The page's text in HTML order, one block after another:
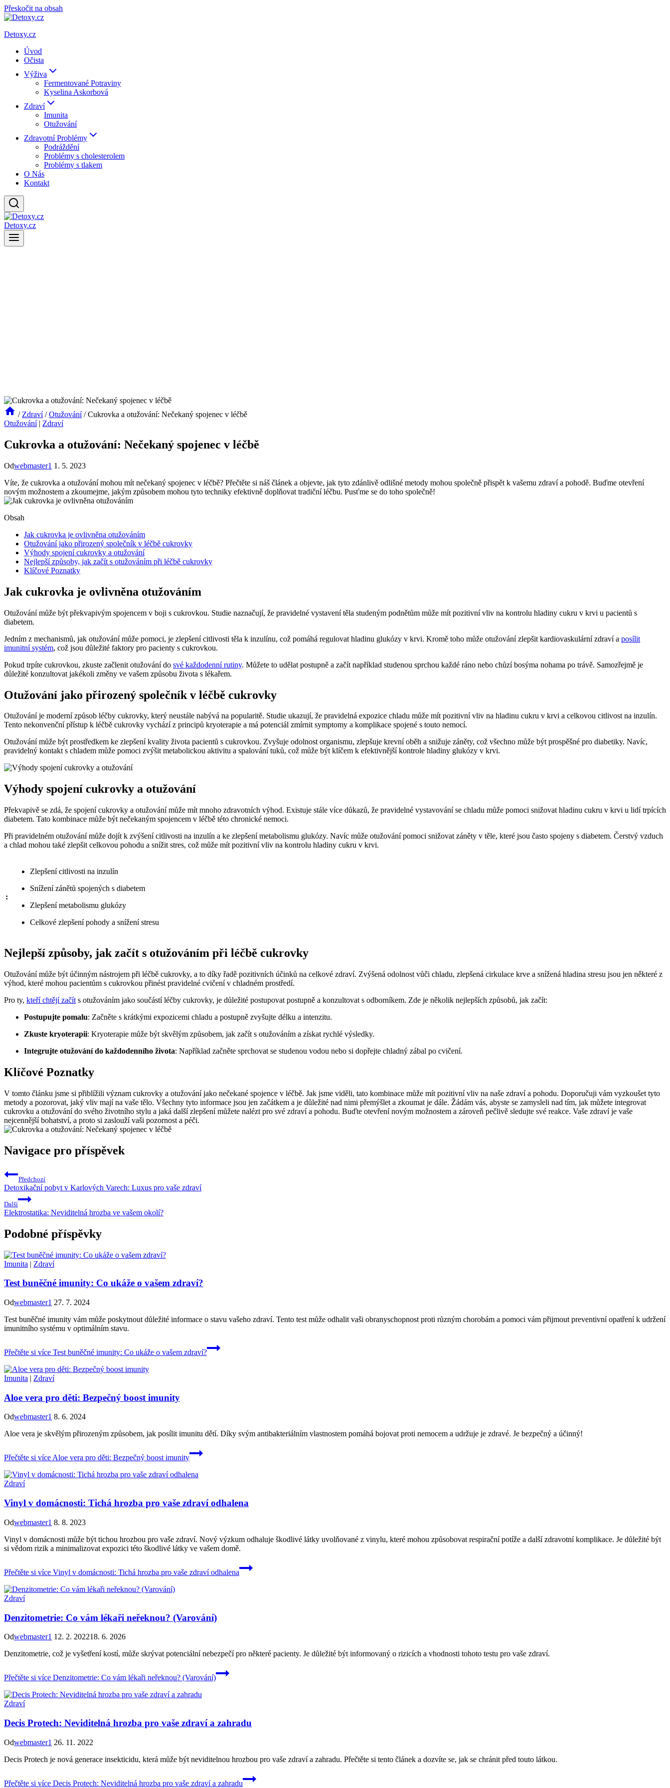
Přeskočit na obsah
Detoxy.cz
Úvod
Očista
Výživa
Fermentované Potraviny
Kyselina Askorbová
Zdraví
Imunita
Otužování
Zdravotní Problémy
Podráždění
Problémy s cholesterolem
Problémy s tlakem
O Nás
Kontakt
Detoxy.cz
/ Zdraví / Otužování / Cukrovka a otužování: Nečekaný spojenec v léčbě
Otužování| Zdraví
Cukrovka a otužování: Nečekaný spojenec v léčbě
Odwebmaster1 1. 5. 2023
Víte, že cukrovka a otužování mohou mít nečekaný spojenec v léčbě? Přečtěte si náš článek a objevte, jak tyto zdánlivě odlišné metody mohou společně přispět k vašemu zdraví a pohodě. Buďme otevření
novým možnostem a zkoumejme, jakým způsobem mohou tyto techniky efektivně doplňovat tradiční léčbu. Pusťme se do toho společně!
Obsah
Jak cukrovka je ovlivněna otužováním
Otužování jako přirozený společník v léčbě cukrovky
Výhody spojení cukrovky a otužování
Nejlepší způsoby, jak začít s otužováním při léčbě cukrovky
Klíčové Poznatky
Jak cukrovka je ovlivněna otužováním
Otužování může být překvapivým spojencem v boji s cukrovkou. Studie naznačují, že pravidelné vystavení těla studeným podnětům může mít pozitivní vliv na kontrolu hladiny cukru v krvi u pacientů s
diabetem.
Jedním z mechanismů, jak otužování může pomoci, je zlepšení citlivosti těla k inzulínu, což pomáhá regulovat hladinu glukózy v krvi. Kromě toho může otužování zlepšit kardiovaskulární zdraví a posílit
imunitní systém, což jsou důležité faktory pro pacienty s cukrovkou.
Pokud trpíte cukrovkou, zkuste začlenit otužování do své každodenní rutiny. Můžete to udělat postupně a začít například studenou sprchou každé ráno nebo chůzí bosýma nohama po trávě. Samozřejmě je
důležité konzultovat jakékoli změny ve vašem způsobu života s lékařem.
Otužování jako přirozený společník v léčbě cukrovky
Otužování je moderní způsob léčby cukrovky, který neustále nabývá na popularitě. Studie ukazují, že pravidelná expozice chladu může mít pozitivní vliv na hladinu cukru v krvi a celkovou citlivost na inzulín.
Tento nekonvenční přístup k léčbě cukrovky vychází z principů kryoterapie a má potenciál zmírnit symptomy a komplikace spojené s touto nemocí.
Otužování může být prostředkem ke zlepšení kvality života pacientů s cukrovkou. Zvyšuje odolnost organismu, zlepšuje krevní oběh a snižuje záněty, což všechno může být prospěšné pro diabetiky. Navíc,
pravidelný kontakt s chladem může pomoci zvýšit metabolickou aktivitu a spalování tuků, což může být klíčem k efektivnější kontrole hladiny glukózy v krvi.
Výhody spojení cukrovky a otužování
Překvapivě se zdá, že spojení cukrovky a otužování může mít mnoho zdravotních výhod. Existuje stále více důkazů, že pravidelné vystavování se chladu může pomoci snižovat hladinu cukru v krvi u lidí trpících
diabetem. Tato kombinace může být nečekaným spojencem v léčbě této chronické nemoci.
Při pravidelném otužování může dojít k zvýšení citlivosti na inzulín a ke zlepšení metabolismu glukózy. Navíc může otužování pomoci snižovat záněty v těle, které jsou často spojeny s diabetem. Čerstvý vzduch
a chlad mohou také zlepšit celkovou pohodu a snížit stres, což může mít pozitivní vliv na kontrolu hladiny cukru v krvi.
:
Zlepšení citlivosti na inzulín
Snížení zánětů spojených s diabetem
Zlepšení metabolismu glukózy
Celkové zlepšení pohody a snížení stresu
Nejlepší způsoby, jak začít s otužováním při léčbě cukrovky
Otužování může být účinným nástrojem při léčbě cukrovky, a to díky řadě pozitivních účinků na celkové zdraví. Zvýšená odolnost vůči chladu, zlepšená cirkulace krve a snížená hladina stresu jsou jen některé z
výhod, které mohou pacientům s cukrovkou přinést pravidelné cvičení v chladném prostředí.
Pro ty, kteří chtějí začít s otužováním jako součástí léčby cukrovky, je důležité postupovat postupně a konzultovat s odborníkem. Zde je několik nejlepších způsobů, jak začít:
Postupujte pomalu: Začněte s krátkými expozicemi chladu a postupně zvyšujte délku a intenzitu.
Zkuste kryoterapii: Kryoterapie může být skvělým způsobem, jak začít s otužováním a získat rychlé výsledky.
Integrujte otužování do každodenního života: Například začněte sprchovat se studenou vodou nebo si dopřejte chladný zábal po cvičení.
Klíčové Poznatky
V tomto článku jsme si přiblížili význam cukrovky a otužování jako nečekané spojence v léčbě. Jak jsme viděli, tato kombinace může mít pozitivní vliv na naše zdraví a pohodu. Doporučuji vám vyzkoušet tyto
metody a pozorovat, jaký vliv mají na vaše tělo. Všechny tyto informace jsou jen začátkem a je důležité nad nimi přemýšlet a zkoumat je dále. Žádám vás, abyste se zamysleli nad tím, jak můžete integrovat
cukrovku a otužování do svého životního stylu a jaká další zlepšení můžete nalézt pro své zdraví a pohodu. Buďte otevření novým možnostem a zároveň pečlivě sledujte své reakce. Vaše zdraví je vaše
nejcennější bohatství, a proto si zaslouží vaši pozornost a péči.
Navigace pro příspěvek
Předchozí
Detoxikační pobyt v Karlových Varech: Luxus pro vaše zdraví
Další
Elektrostatika: Neviditelná hrozba ve vašem okolí?
Podobné příspěvky
Imunita | Zdraví
Test buněčné imunity: Co ukáže o vašem zdraví?
Odwebmaster1 27. 7. 2024
Test buněčné imunity vám může poskytnout důležité informace o stavu vašeho zdraví. Tento test může odhalit vaši obranyschopnost proti různým chorobám a pomoci vám přijmout preventivní opatření k udržení
imunitního systému v optimálním stavu.
Přečtěte si více Test buněčné imunity: Co ukáže o vašem zdraví?
Imunita | Zdraví
Aloe vera pro děti: Bezpečný boost imunity
Odwebmaster1 8. 6. 2024
Aloe vera je skvělým přirozeným způsobem, jak posílit imunitu dětí. Díky svým antibakteriálním vlastnostem pomáhá bojovat proti nemocem a udržuje je zdravé. Je bezpečný a účinný!
Přečtěte si více Aloe vera pro děti: Bezpečný boost imunity
Zdraví
Vinyl v domácnosti: Tichá hrozba pro vaše zdraví odhalena
Odwebmaster1 8. 8. 2023
Vinyl v domácnosti může být tichou hrozbou pro vaše zdraví. Nový výzkum odhaluje škodlivé látky uvolňované z vinylu, které mohou způsobovat respirační potíže a další zdravotní komplikace. Je důležité být
si vědom rizik a minimalizovat expozici této škodlivé látky ve vašem domě.
Přečtěte si více Vinyl v domácnosti: Tichá hrozba pro vaše zdraví odhalena
Zdraví
Denzitometrie: Co vám lékaři neřeknou? (Varování)
Odwebmaster1 12. 2. 202218. 6. 2026
Denzitometrie, což je vyšetření kostí, může skrývat potenciální nebezpečí pro některé pacienty. Je důležité být informovaný o rizicích a vhodnosti tohoto testu pro vaše zdraví.
Přečtěte si více Denzitometrie: Co vám lékaři neřeknou? (Varování)
Zdraví
Decis Protech: Neviditelná hrozba pro vaše zdraví a zahradu
Odwebmaster1 26. 11. 2022
Decis Protech je nová generace insekticidu, která může být neviditelnou hrozbou pro vaše zdraví a zahradu. Přečtěte si tento článek a dozvíte se, jak se chránit před touto látkou.
Přečtěte si více Decis Protech: Neviditelná hrozba pro vaše zdraví a zahradu